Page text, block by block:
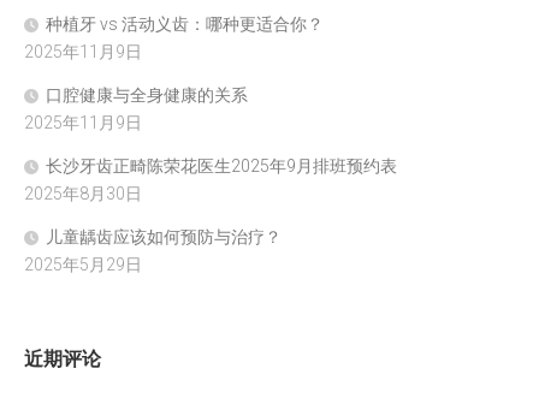
种植牙 vs 活动义齿：哪种更适合你？
2025年11月9日
口腔健康与全身健康的关系
2025年11月9日
长沙牙齿正畸陈荣花医生2025年9月排班预约表
2025年8月30日
儿童龋齿应该如何预防与治疗？
2025年5月29日
近期评论